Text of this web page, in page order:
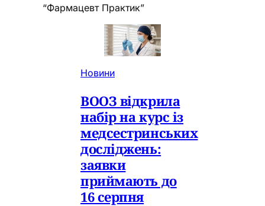
“Фармацевт Практик”
Новини
ВООЗ відкрила
набір на курс із
медсестринських
досліджень:
заявки
приймають до
16 серпня